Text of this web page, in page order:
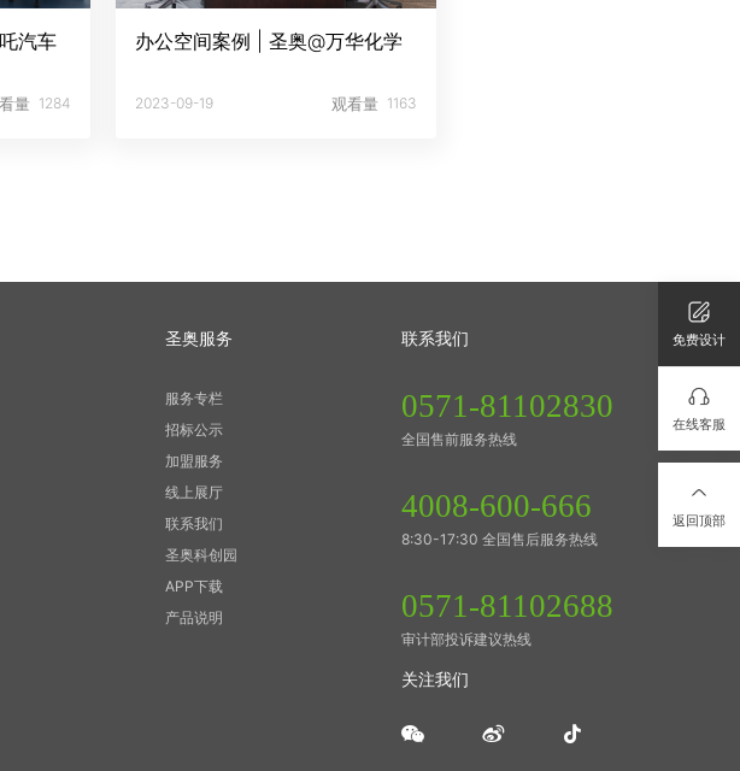
汽车
量 1284
办公空间案例 | 圣奥@万华化学
2023-09-19 观看量 1163
免费设计
在线客服
返回顶部
圣奥服务
服务专栏
招标公示
加盟服务
线上展厅
联系我们
圣奥科创园
APP下载
产品说明
联系我们
0571-81102830
全国售前服务热线
4008-600-666
8:30-17:30 全国售后服务热线
0571-81102688
审计部投诉建议热线
关注我们